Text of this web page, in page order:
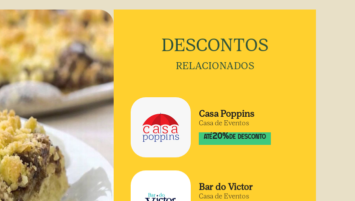
DESCONTOS
RELACIONADOS
Casa Poppins
Casa de Eventos
ATÉ20%DE DESCONTO
Bar do Victor
Casa de Eventos